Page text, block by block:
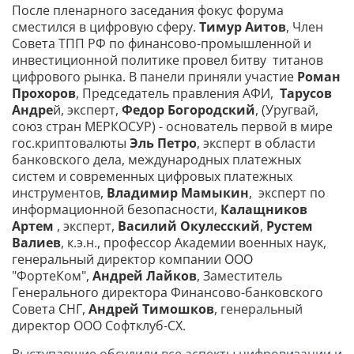
После пленарного заседания фокус форума
сместился в цифровую сферу. Тимур Аитов, Член
Совета ТПП РФ по финансово-промышленной и
инвестиционной политике провел битву титанов
цифрового рынка. В панели приняли участие Роман
Прохоров, Председатель правления АФИ, Тарусов
Андрей, эксперт, Федор Богородский, (Уругвай,
союз стран МЕРКОСУР) - основатель первой в мире
гос.криптовалюты Эль Петро, эксперт в области
банковского дела, международных платежных
систем и современных цифровых платежных
инструментов, Владимир Мамыкин, эксперт по
информационной безопасности, Калащников
Артем , эксперт, Василий Окулесский, Рустем
Валиев, к.э.н., профессор Академии военных наук,
генеральный директор компании ООО
"ФортеКом", Андрей Лайков, Заместитель
Генерального директора Финансово-банковского
Совета СНГ, Андрей Тимошков, генеральный
директор ООО Софтклуб-СХ.